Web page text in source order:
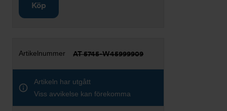
Köp
AT 5745-W45999909
Artikeln har utgått
Viss avvikelse kan förekomma